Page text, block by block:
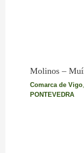
Molinos –
Comarca de Vigo,
PONTEVEDRA